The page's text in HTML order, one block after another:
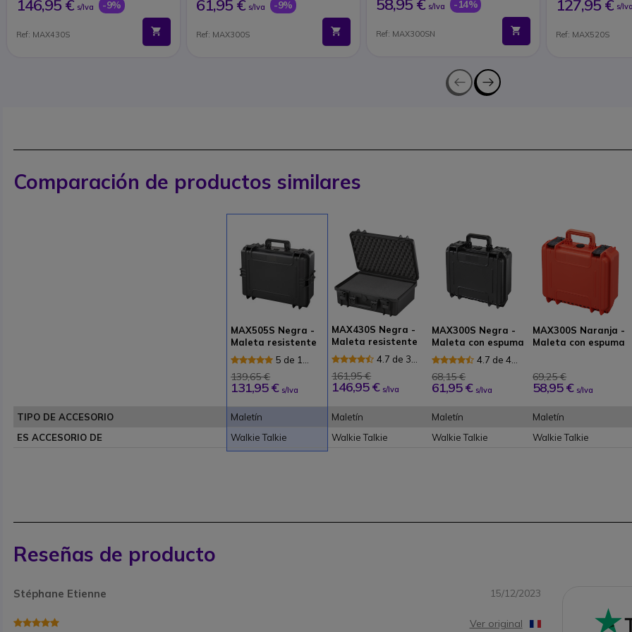
146,95 € s/Iva -9%
Ref: MAX430S
61,95 € s/Iva -9%
Ref: MAX300S
58,95 € s/Iva -14%
Ref: MAX300SN
127,95 € s/Iva
Ref: MAX520S
Comparación de productos similares
MAX505S Negra -
Maleta resistente
para walkie talkies
5 de 1
139,65 €
131,95 € s/Iva
MAX430S Negra -
Maleta resistente
con espuma4.7 de 3
161,95 €
146,95 € s/Iva
MAX300S Negra -
Maleta con espuma
para walkie talkies
4.7 de 4
68,15 €
61,95 € s/Iva
MAX300S Naranja -
Maleta con espuma
69,25 €
58,95 € s/Iva
TIPO DE ACCESORIO Maletín Maletín Maletín Maletín
ES ACCESORIO DE
Walkie Talkie Walkie Talkie Walkie Talkie Walkie Talkie
Reseñas de producto
Stéphane Etienne 15/12/2023
Ver original